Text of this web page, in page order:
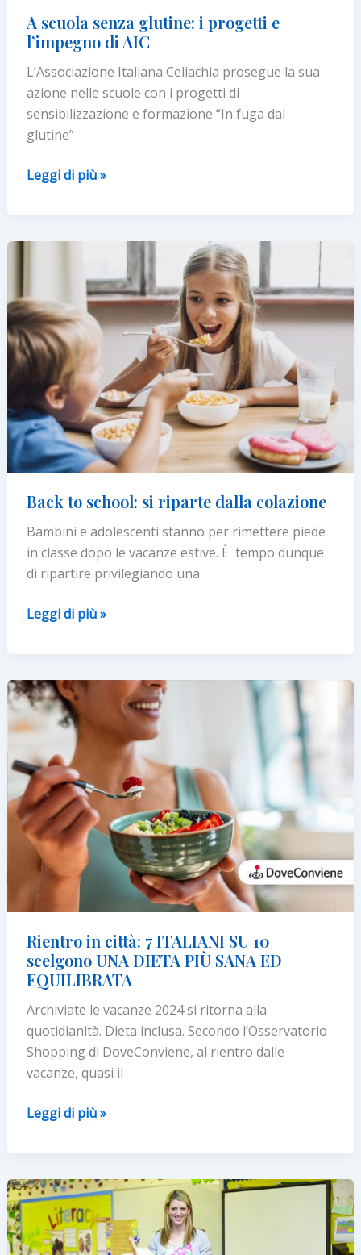
A scuola senza glutine: i progetti e
l’impegno di AIC
L’Associazione Italiana Celiachia prosegue la sua
azione nelle scuole con i progetti di
sensibilizzazione e formazione “In fuga dal
glutine”
A
glutine:
e
l’impegno
di
AIC
Leggi di più »
Back to school: si riparte dalla colazione
Bambini e adolescenti stanno per rimettere piede
in classe dopo le vacanze estive. È tempo dunque
di ripartire privilegiando una
Back
si
riparte
dalla
colazione
Leggi di più »
Rientro in città: 7 ITALIANI SU 10
scelgono UNA DIETA PIÙ SANA ED
EQUILIBRATA
Archiviate le vacanze 2024 si ritorna alla
quotidianità. Dieta inclusa. Secondo l’Osservatorio
Shopping di DoveConviene, al rientro dalle
vacanze, quasi il
Rientro
7
ITALIANI
10
Leggi di più »